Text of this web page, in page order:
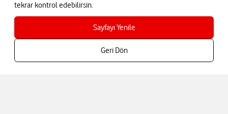
tekrar kontrol edebilirsin.
Sayfayı Yenile
Geri Dön